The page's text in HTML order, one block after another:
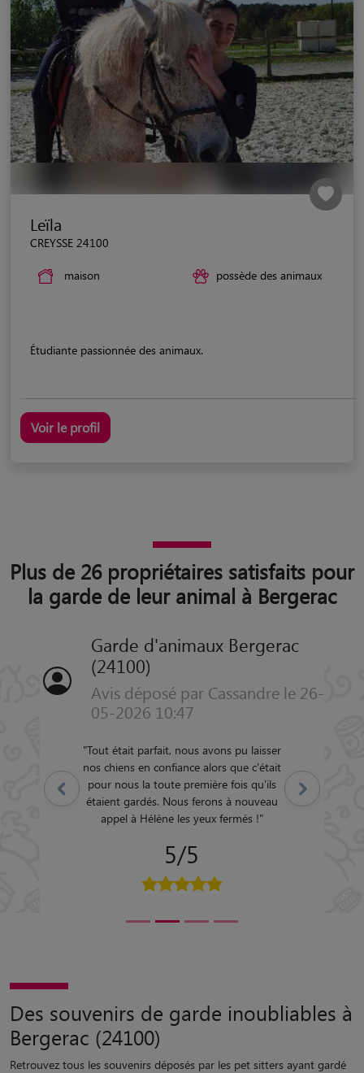
Leïla
CREYSSE 24100
maison possède des animaux
Étudiante passionnée des animaux.
Voir le profil
Plus de 26 propriétaires satisfaits pour
la garde de leur animal à Bergerac
Garde d'animaux Bergerac
(24100)
Avis déposé par Cassandre le 26-
05-2026 10:47
"Tout était parfait, nous avons pu laisser
nos chiens en confiance alors que c'était
pour nous la toute première fois qu'ils
étaient gardés. Nous ferons à nouveau
appel à Hélène les yeux fermés !"
5/5
Précédent Suivant
Des souvenirs de garde inoubliables à
Bergerac (24100)
Retrouvez tous les souvenirs déposés par les pet sitters ayant gardé